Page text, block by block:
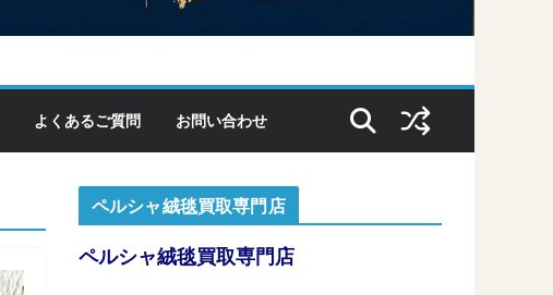
よくあるご質問 お問い合わせ
ペルシャ絨毯買取専門店
ペルシャ絨毯買取専門店